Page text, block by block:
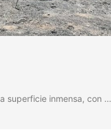
superficie inmensa, con …